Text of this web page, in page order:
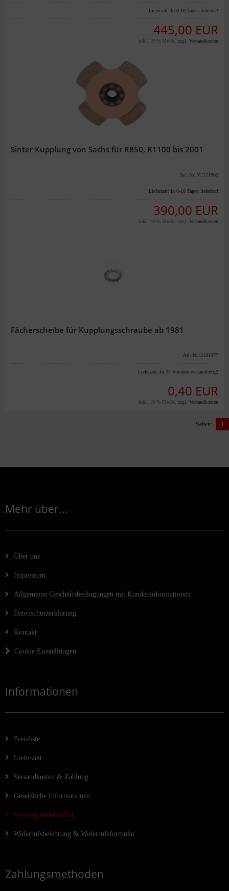
Lieferzeit: In 6-10 Tagen lieferbar!
445,00 EUR
inkl. 19 % MwSt. zzgl. Versandkosten
Sinter Kupplung von Sachs für R850, R1100 bis 2001
Art.-Nr.:V2121862
Lieferzeit: In 6-10 Tagen lieferbar!
390,00 EUR
inkl. 19 % MwSt. zzgl. Versandkosten
Fächerscheibe für Kupplungsschraube ab 1981
Art.-Nr.:2121377
Lieferzeit: In 24 Stunden versandfertig!
0,40 EUR
inkl. 19 % MwSt. zzgl. Versandkosten
Seiten: 1
Mehr über...
Über uns
Impressum
Allgemeine Geschäftsbedingungen mit Kundeninformationen
Datenschutzerklärung
Kontakt
Cookie Einstellungen
Informationen
Preisliste
Lieferzeit
Versandkosten & Zahlung
Gesetzliche Informationen
Vertrag widerrufen
Widerrufsbelehrung & Widerrufsformular
Zahlungsmethoden